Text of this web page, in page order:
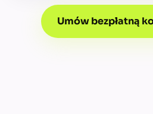
Umów bezpłatną